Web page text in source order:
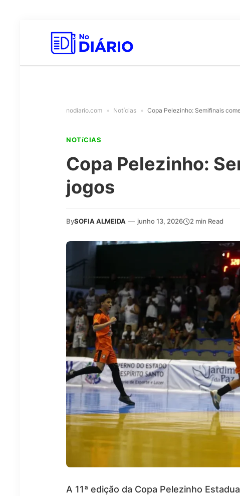
nodiario.com » Notícias » Copa Pelezinho: Semifinais
NOTíCIAS
Copa Pelezinho:
jogos
BySOFIA ALMEIDA — junho 13, 2026 2 min Read
A 11ª edição da Copa Pelezinho